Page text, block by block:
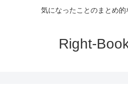
気になったことのまとめ的
Right-